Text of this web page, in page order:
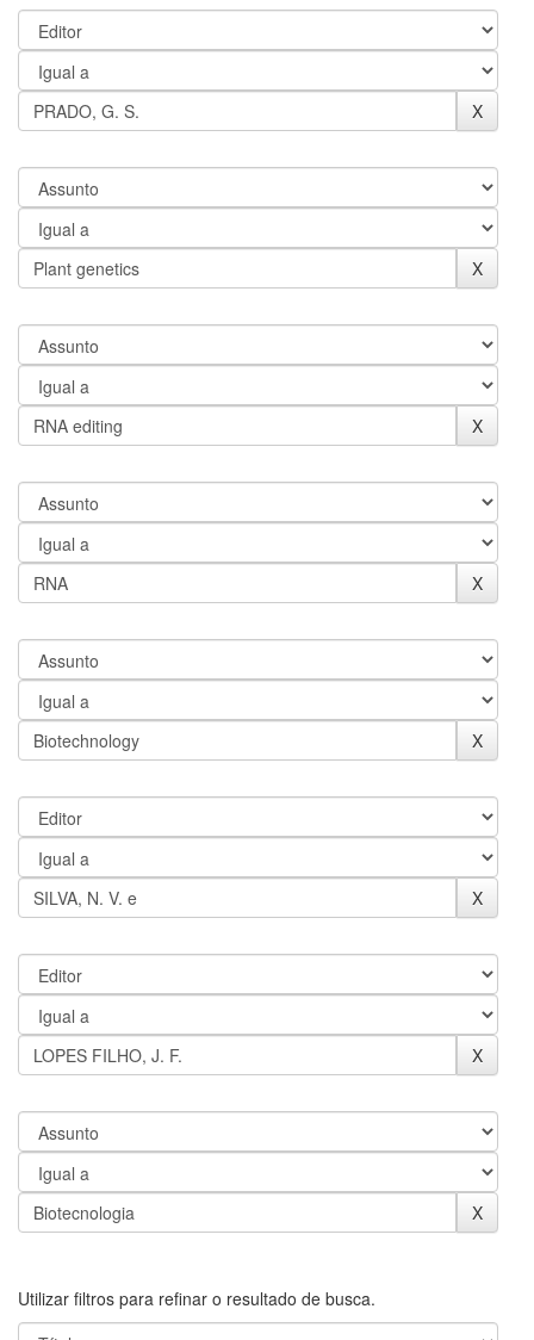
Utilizar filtros para refinar o resultado de busca.